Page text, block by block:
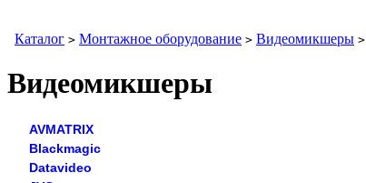
Каталог > Монтажное оборудование > Видеомикшеры >
Видеомикшеры
AVMATRIX
Blackmagic
Datavideo